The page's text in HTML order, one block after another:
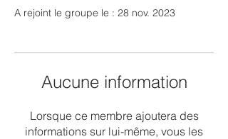
A rejoint le groupe le : 28 nov. 2023
Aucune information
Lorsque ce membre ajoutera des
informations sur lui-même, vous les